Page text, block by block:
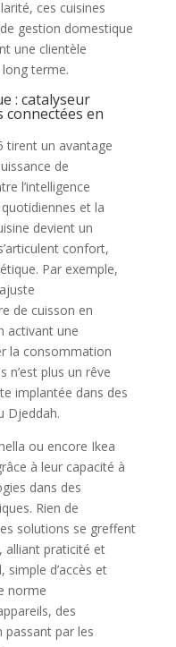
ces cuisines
gestion domestique
une clientèle
terme.
: catalyseur
connectées en
tirent un avantage
de
l’intelligence
et la
devient un
confort,
Par exemple,
de cuisson en
activant une
la consommation
n’est plus un rêve
implantée dans des
Djeddah.
ou encore Ikea
à leur capacité à
dans des
Rien de
solutions se greffent
alliant praticité et
simple d’accès et
norme
des
par les